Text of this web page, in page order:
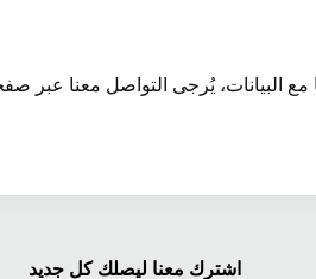
البيانات، يُرجى التواصل معنا عبر
اشترك معنا ليصلك كل جديد